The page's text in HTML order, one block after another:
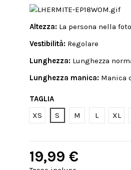
Altezza: La persona nella
Vestibilità: Regolare
Lunghezza: Lunghezza
Lunghezza manica: Manica
TAGLIA
XS
S M L XL
19,99 €